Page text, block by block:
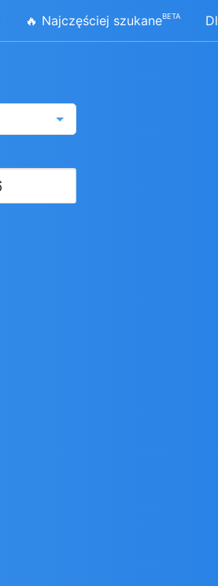
🔥 Najczęściej szukaneBETA